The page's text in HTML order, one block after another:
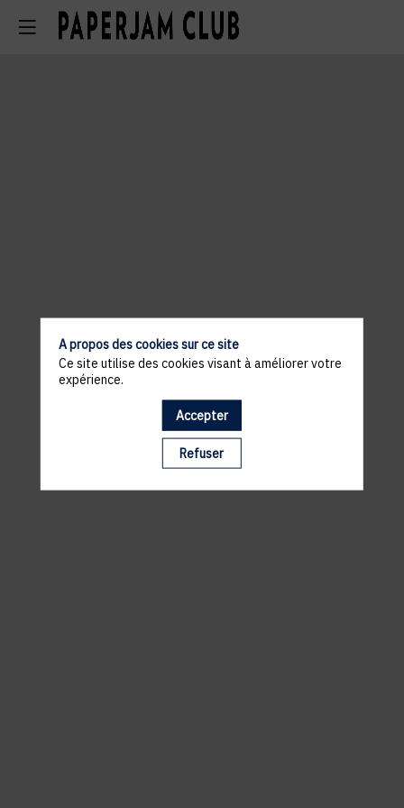
Il manque du contenu : rafraichissez votre navigateur
A propos des cookies sur ce site
Ce site utilise des cookies visant à améliorer votre
expérience.
Accepter
Refuser